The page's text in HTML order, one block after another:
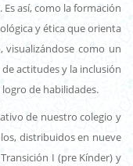
así, como la formación
y ética que orienta
visualizándose como un
actitudes y la inclusión
de habilidades.
de nuestro colegio y
distribuidos en nueve
I (pre Kínder) y